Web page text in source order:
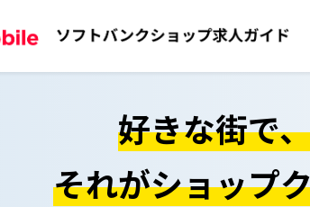
好きな街で
それがショップ